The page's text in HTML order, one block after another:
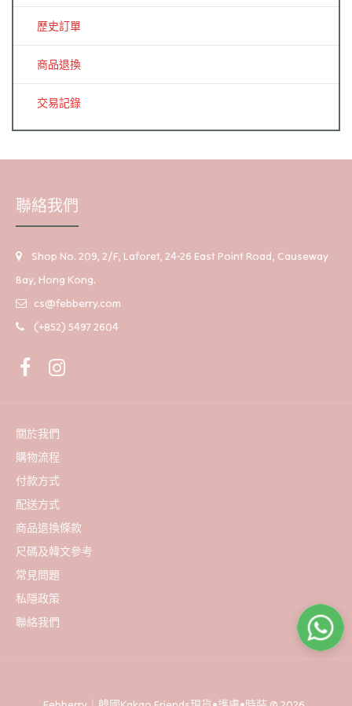
歷史訂單
商品退換
交易記錄
聯絡我們
Shop No. 209, 2/F, Laforet, 24-26 East Point Road, Causeway
Bay, Hong Kong.
cs@febberry.com
(+852) 5497 2604
關於我們
購物流程
付款方式
配送方式
商品退換條款
尺碼及韓文參考
常見問題
私隱政策
聯絡我們